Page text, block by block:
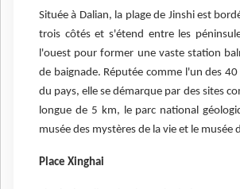
Située à Dalian, la plage de Jinshi est
trois côtés et s'étend entre les
l'ouest pour former une vaste station
de baignade. Réputée comme l'un des
du pays, elle se démarque par des sites
longue de 5 km, le parc national
musée des mystères de la vie et le musée
Place Xinghai